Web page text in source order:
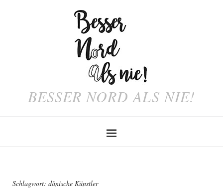
BESSER NORD ALS NIE!
Schlagwort: dänische Künstler